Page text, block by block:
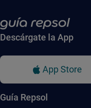
Descárgate la App
App Store
Guía Repsol